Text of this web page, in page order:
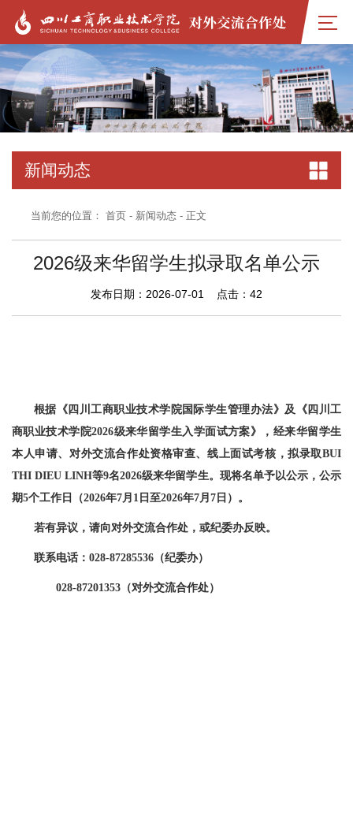
新闻动态
当前您的位置： 首页 - 新闻动态 - 正文
2026级来华留学生拟录取名单公示
发布日期：2026-07-01 点击： 42
根据《四川工商职业技术学院国际学生管理办法》及《四川工
商职业技术学院2026级来华留学生入学面试方案》，经来华留学生
本人申请、对外交流合作处资格审查、线上面试考核，拟录取BUI
THI DIEU LINH等9名2026级来华留学生。现将名单予以公示，公示
期5个工作日（2026年7月 1 日至2026年7月 7日）。
若有异议，请向对外交流合作处，或纪委办反映。
联系电话：028-87285536（纪委办）
028-87201353（对外交流合作处）